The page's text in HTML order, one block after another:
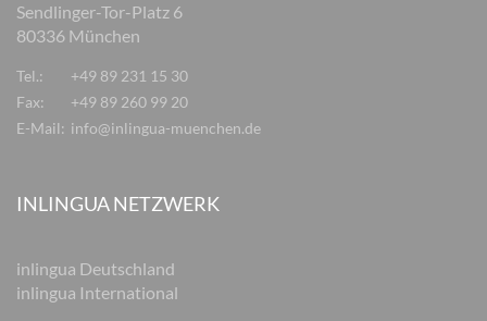
Sendlinger-Tor-Platz 6
80336 München
Tel.:
+49 89 231 15 30
Fax:
+49 89 260 99 20
E-Mail: info@inlingua-muenchen.de
INLINGUA NETZWERK
inlingua Deutschland
inlingua International